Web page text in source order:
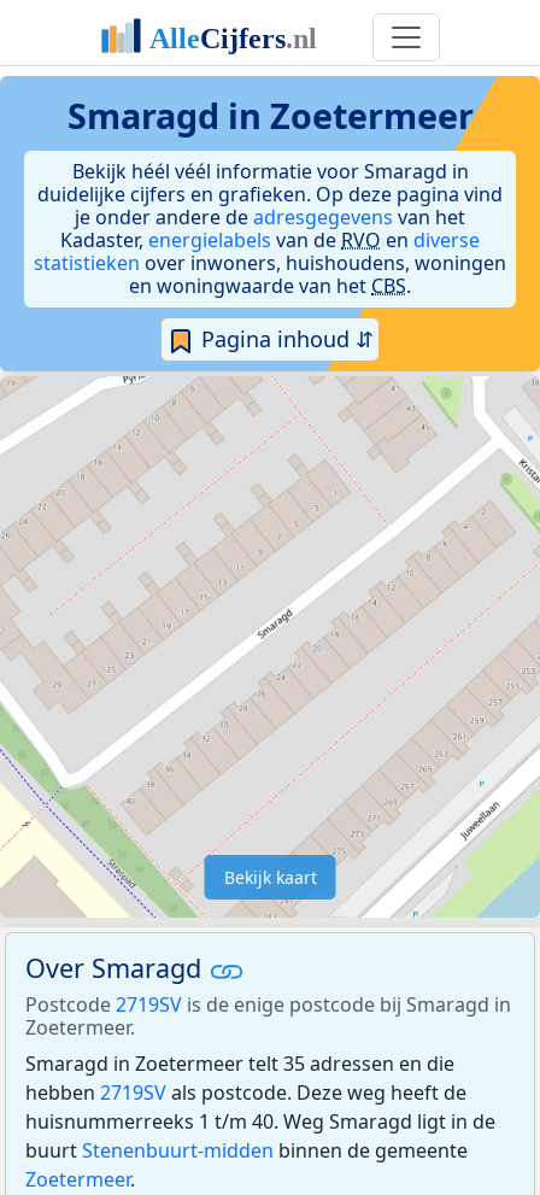
Smaragd in Zoetermeer
Bekijk héél véél informatie voor Smaragd in
duidelijke cijfers en grafieken. Op deze pagina vind
je onder andere deadresgegevens van het
Kadaster, energielabels van de RVO en diverse
statistieken over inwoners, huishoudens, woningen
en woningwaarde van het CBS.
Pagina inhoud ⇵
Bekijk kaart
Over Smaragd
Postcode2719SV is de enige postcode bij Smaragd in
Zoetermeer.
Smaragd in Zoetermeer telt 35 adressen en die
hebben 2719SVals postcode. Deze weg heeft de
huisnummerreeks 1 t/m 40. Weg Smaragd ligt in de
buurtStenenbuurt-midden binnen de gemeente
Zoetermeer.